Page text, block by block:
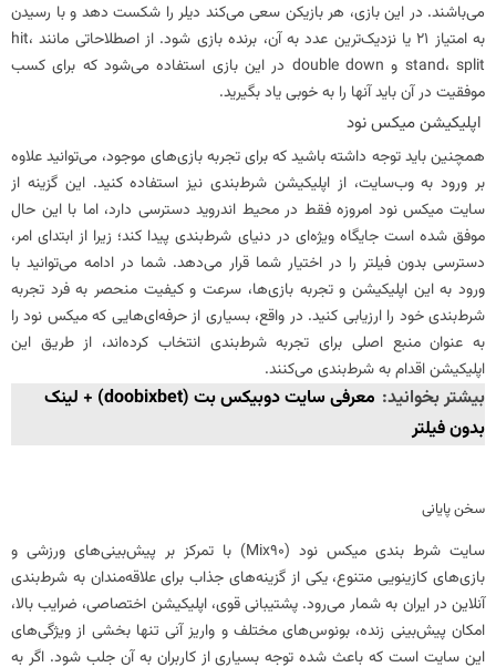
می‌باشند. در این بازی، هر بازیکن سعی می‌کند دیلر را شکست دهد و با رسیدن
به امتیاز ۲۱ یا نزدیک‌ترین عدد به آن، برنده بازی شود. از اصطلاحاتی مانند hit،
stand، split و double down در این بازی استفاده می‌شود که برای کسب
موفقیت در آن باید آنها را به خوبی یاد بگیرید.
اپلیکیشن میکس نود
همچنین باید توجه داشته باشید که برای تجربه بازی‌های موجود، می‌توانید علاوه
بر ورود به وب‌سایت، از اپلیکیشن شرط‌بندی نیز استفاده کنید. این گزینه از
سایت میکس نود امروزه فقط در محیط اندروید دسترسی دارد، اما با این حال
موفق شده است جایگاه ویژه‌ای در دنیای شرط‌بندی پیدا کند؛ زیرا از ابتدای امر،
دسترسی بدون فیلتر را در اختیار شما قرار می‌دهد. شما در ادامه می‌توانید با
ورود به این اپلیکیشن و تجربه بازی‌ها، سرعت و کیفیت منحصر به فرد تجربه
شرط‌بندی خود را ارزیابی کنید. در واقع، بسیاری از حرفه‌ای‌هایی که میکس نود را
به عنوان منبع اصلی برای تجربه شرط‌بندی انتخاب کرده‌اند، از طریق این
اپلیکیشن اقدام به شرط‌بندی می‌کنند.
بیشتر بخوانید:
معرفی سایت دوبیکس بت (doobixbet) + لینک
بدون فیلتر
سخن پایانی
سایت شرط بندی میکس نود (Mix90)
با تمرکز بر پیش‌بینی‌های ورزشی و
بازی‌های کازینویی متنوع، یکی از گزینه‌های جذاب برای علاقه‌مندان به شرط‌بندی
آنلاین در ایران به شمار می‌رود. پشتیبانی قوی، اپلیکیشن اختصاصی، ضرایب بالا،
امکان پیش‌بینی زنده، بونوس‌های مختلف و واریز آنی تنها بخشی از ویژگی‌های
این سایت است که باعث شده توجه بسیاری از کاربران به آن جلب شود. اگر به